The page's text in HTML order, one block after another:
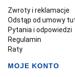
Zwroty i reklamacje
Odstąp od umowy
Pytania i odpowiedzi
Regulamin
Raty
MOJE KONTO